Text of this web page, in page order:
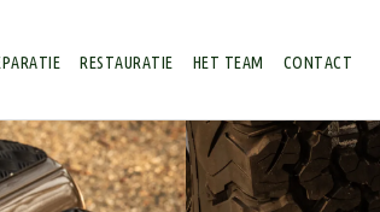
RESTAURATIE HET TEAM CONTACT